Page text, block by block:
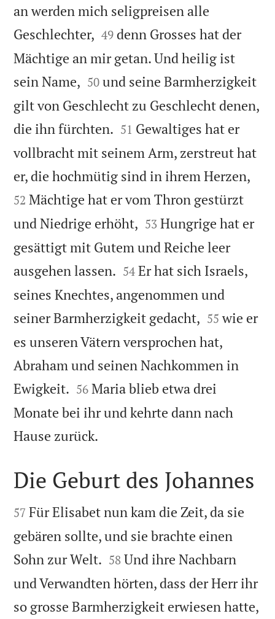
an werden mich seligpreisen alle
Geschlechter, 

49 denn Grosses hat der
Mächtige an mir getan. Und heilig ist
sein Name, 

50 und seine Barmherzigkeit
gilt von Geschlecht zu Geschlecht denen,
die ihn fürchten. 

51 Gewaltiges hat er
vollbracht mit seinem Arm, zerstreut hat
er, die hochmütig sind in ihrem Herzen,
52 Mächtige hat er vom Thron gestürzt
und Niedrige erhöht, 

53 Hungrige hat er
gesättigt mit Gutem und Reiche leer
ausgehen lassen. 

54 Er hat sich Israels,
seines Knechtes, angenommen und
seiner Barmherzigkeit gedacht, 

55 wie er
es unseren Vätern versprochen hat,
Abraham und seinen Nachkommen in
Ewigkeit. 

56 Maria blieb etwa drei
Monate bei ihr und kehrte dann nach
Hause zurück.

Die Geburt des Johannes

57 Für Elisabet nun kam die Zeit, da sie
gebären sollte, und sie brachte einen
Sohn zur Welt. 

58 Und ihre Nachbarn
und Verwandten hörten, dass der Herr ihr
so grosse Barmherzigkeit erwiesen hatte,